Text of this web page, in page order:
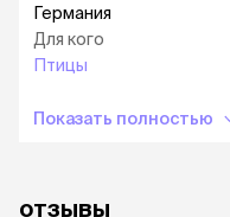
Германия
Для кого
Птицы
Показать полностью
отзывы